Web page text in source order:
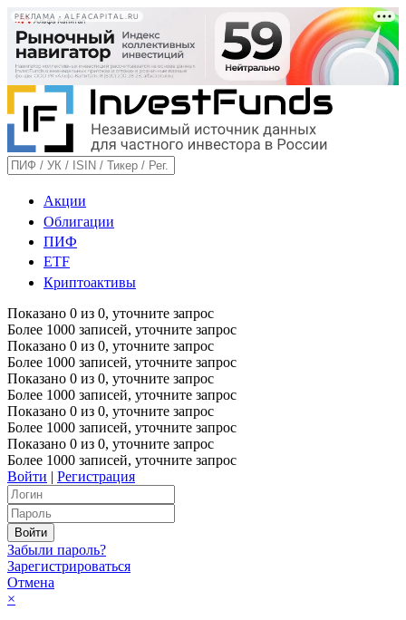
РЕКЛАМА • ALFACAPITAL.RU
Акции
Облигации
ПИФ
ETF
Криптоактивы
Показано 0 из 0, уточните запрос
Более 1000 записей, уточните запрос
Показано 0 из 0, уточните запрос
Более 1000 записей, уточните запрос
Показано 0 из 0, уточните запрос
Более 1000 записей, уточните запрос
Показано 0 из 0, уточните запрос
Более 1000 записей, уточните запрос
Показано 0 из 0, уточните запрос
Более 1000 записей, уточните запрос
Войти | Регистрация
Забыли пароль?
Зарегистрироваться
Отмена
×